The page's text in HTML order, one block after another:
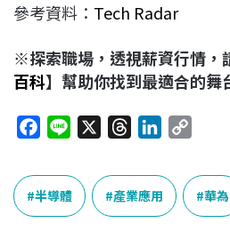
參考資料： Tech Radar
※探索職場，透視薪資行情，
百科】幫助你找到最適合的舞
c
e
b
n
e
r
e
a
n
k
e
p
y
L
半導體 產業應用 華為